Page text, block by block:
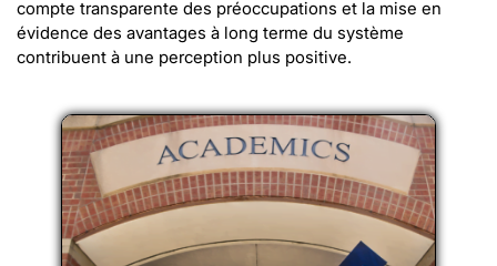
compte transparente des préoccupations et la mise en
évidence des avantages à long terme du système
contribuent à une perception plus positive.